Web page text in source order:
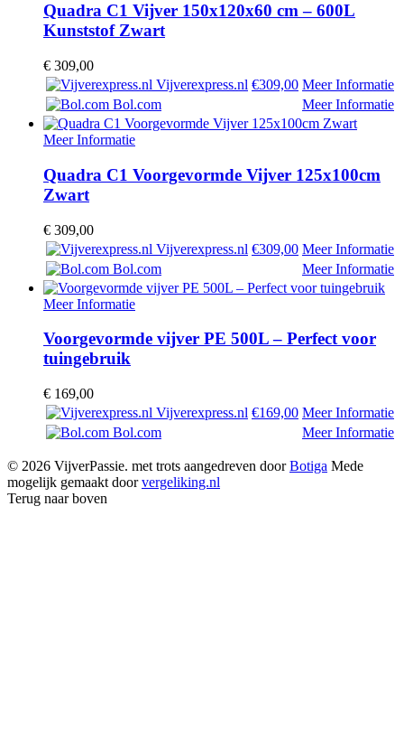
Quadra C1 Vijver 150x120x60 cm – 600L
Kunststof Zwart
€ 309,00
Vijverexpress.nl €309,00 Meer Informatie
Bol.com
Meer Informatie
Meer Informatie
Quadra C1 Voorgevormde Vijver 125x100cm
Zwart
€ 309,00
Vijverexpress.nl €309,00 Meer Informatie
Bol.com
Meer Informatie
Meer Informatie
Voorgevormde vijver PE 500L – Perfect voor
tuingebruik
€ 169,00
Vijverexpress.nl €169,00 Meer Informatie
Bol.com
Meer Informatie
© 2026 VijverPassie. met trots aangedreven doorBotiga Mede
mogelijk gemaakt doorvergeliking.nl
Terug naar boven